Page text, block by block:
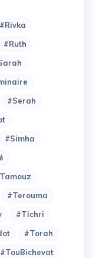
#Rivka
#Ruth
#Serah
#Simha
#Terouma
#Tichri
#Torah
#TouBichevat